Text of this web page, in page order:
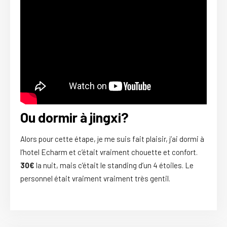
Ou dormir à jingxi?
Alors pour cette étape, je me suis fait plaisir, j’ai dormi à
l’hotel Echarm et c’était vraiment chouette et confort.
30€ la nuit, mais c’était le standing d’un 4 étoiles. Le
personnel était vraiment vraiment très gentil.